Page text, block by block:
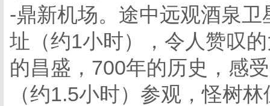
-鼎新机场。途中远观酒泉
址（约1小时），令人赞叹
的昌盛，700年的历史，感
（约1.5小时）参观，怪树